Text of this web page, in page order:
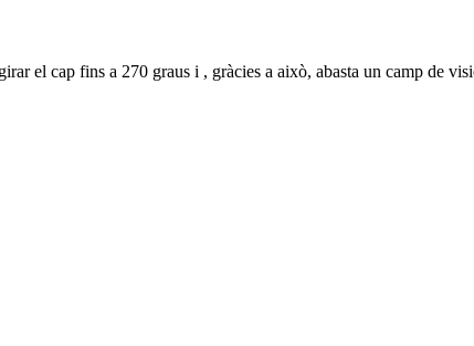
el cap fins a 270 graus i , gràcies a això, abasta un camp de